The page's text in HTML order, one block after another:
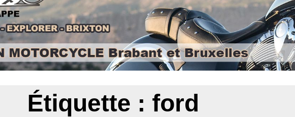
Étiquette : ford